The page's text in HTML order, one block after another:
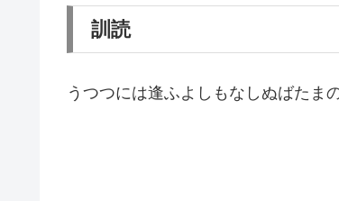
訓読
うつつには逢ふよしもなしぬばたま